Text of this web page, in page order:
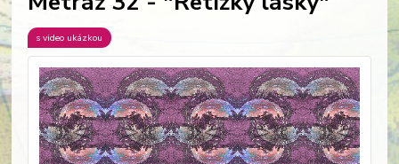
s video ukázkou